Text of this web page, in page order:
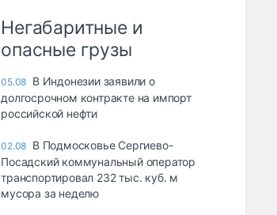
Негабаритные и
опасные грузы
05.08 В Индонезии заявили о
долгосрочном контракте на импорт
российской нефти
02.08 В Подмосковье Сергиево-
Посадский коммунальный оператор
транспортировал 232 тыс. куб. м
мусора за неделю